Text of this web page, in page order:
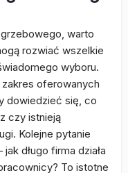
warto
rozwiać wszelkie
wyboru.
oferowanych
dowiedzieć się, co
czy istnieją
Kolejne pytanie
długo firma działa
To istotne